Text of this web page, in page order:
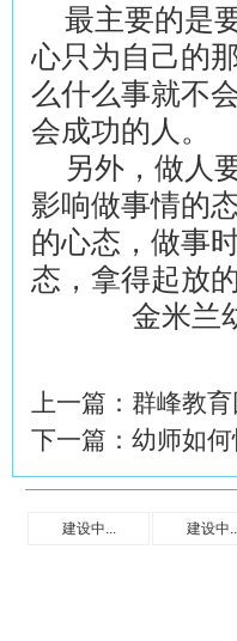
最主要的是
心只为自己的
么什么事就不
会成功的人。
另外，做人
影响做事情的
的心态，做事
态，拿得起放
金米兰幼
上一篇： 群峰教
下一篇： 幼师如
建设中... 建设中